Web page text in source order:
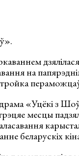
на
«Уцёкі з
месцы
беларускіх